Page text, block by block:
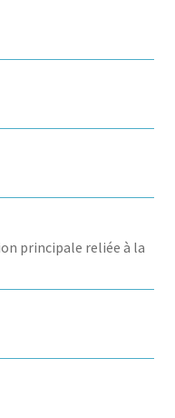
principale reliée à la